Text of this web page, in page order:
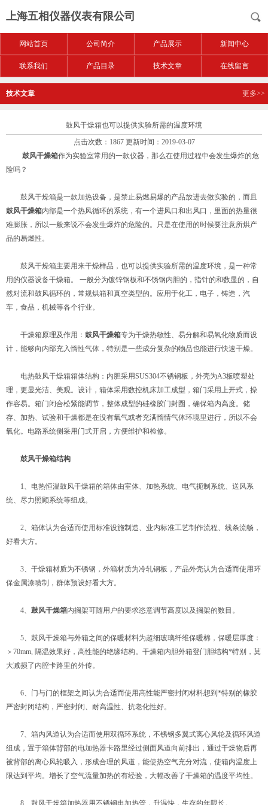
上海五相仪器仪表有限公司
网站首页 公司简介 产品展示 新闻中心
联系我们 产品目录 技术文章 在线留言
技术文章 更多>>
鼓风干燥箱也可以提供实验所需的温度环境
点击次数：1867 更新时间：2019-03-07
鼓风干燥箱作为实验室常用的一款仪器，那么在使用过程中会发生爆炸的危
险吗？
鼓风干燥箱是一款加热设备，是禁止易燃易爆的产品放进去做实验的，而且
鼓风干燥箱内部是一个热风循环的系统，有一个进风口和出风口，里面的热量很
难膨胀，所以一般来说不会发生爆炸的危险的。只是在使用的时候要注意所烘产
品的易燃性。
鼓风干燥箱主要用来干燥样品，也可以提供实验所需的温度环境，是一种常
用的仪器设备干燥箱。 一般分为镀锌钢板和不锈钢内胆的，指针的和数显的，自
然对流和鼓风循环的，常规烘箱和真空类型的。应用于化工，电子，铸造，汽
车，食品，机械等各个行业。
干燥箱原理及作用： 鼓风干燥箱专为干燥热敏性、易分解和易氧化物质而设
计，能够向内部充入惰性气体，特别是一些成分复杂的物品也能进行快速干燥。
电热鼓风干燥箱箱体结构：内胆采用SUS304不锈钢板，外壳为A3板喷塑处
理，更显光洁、美观。设计，箱体采用数控机床加工成型，箱门采用上开式，操
作容易。箱门闭合松紧能调节，整体成型的硅橡胶门封圈，确保箱内高度。储
存、加热、试验和干燥都是在没有氧气或者充满惰情气体环境里进行，所以不会
氧化。电路系统侧采用门式开启，方便维护和检修。
鼓风干燥箱结构
1、电热恒温鼓风干燥箱的箱体由室体、加热系统、电气扼制系统、送风系
统、尽力照顾系统等组成。
2、箱体认为合适而使用标准设施制造、业内标准工艺制作流程、线条流畅，
好看大方。
3、干燥箱材质为不锈钢，外箱材质为冷轧钢板，产品外壳认为合适而使用环
保金属漆喷制，群体预设好看大方。
4、 鼓风干燥箱内搁架可随用户的要求恣意调节高度以及搁架的数目。
5、鼓风干燥箱与外箱之间的保暖材料为超细玻璃纤维保暖棉，保暖层厚度：
＞70mm, 隔温效果好，高性能的绝缘结构。干燥箱内胆外箱登门胆结构*特别，莫
大减损了内腔卡路里的外传。
6、门与门的框架之间认为合适而使用高性能严密封闭材料想到*特别的橡胶
严密封闭结构，严密封闭、耐高温性、抗老化性好。
7、箱内风道认为合适而使用双循环系统，不锈钢多翼式离心风轮及循环风道
组成，置于箱体背部的电加热器卡路里经过侧面风道向前排出，通过干燥物后再
被背部的离心风轮吸入，形成合理的风道，能使热空气充分对流，使箱内温度上
限达到平均。增长了空气流量加热的有经验，大幅改善了干燥箱的温度平均性。
8、鼓风干燥箱加热器用不锈钢电加热管，升温快，生存的年限长。